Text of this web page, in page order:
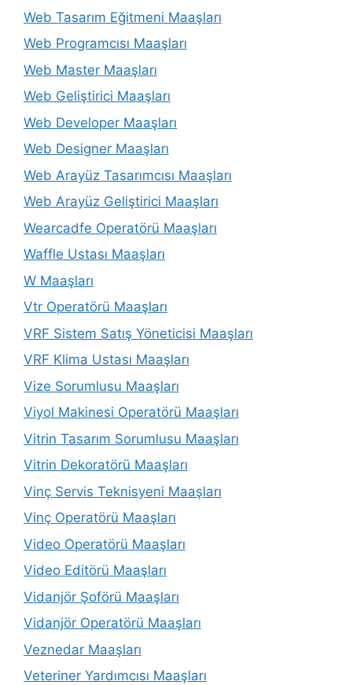
Web Tasarım Eğitmeni Maaşları
Web Programcısı Maaşları
Web Master Maaşları
Web Geliştirici Maaşları
Web Developer Maaşları
Web Designer Maaşları
Web Arayüz Tasarımcısı Maaşları
Web Arayüz Geliştirici Maaşları
Wearcadfe Operatörü Maaşları
Waffle Ustası Maaşları
W Maaşları
Vtr Operatörü Maaşları
VRF Sistem Satış Yöneticisi Maaşları
VRF Klima Ustası Maaşları
Vize Sorumlusu Maaşları
Viyol Makinesi Operatörü Maaşları
Vitrin Tasarım Sorumlusu Maaşları
Vitrin Dekoratörü Maaşları
Vinç Servis Teknisyeni Maaşları
Vinç Operatörü Maaşları
Video Operatörü Maaşları
Video Editörü Maaşları
Vidanjör Şoförü Maaşları
Vidanjör Operatörü Maaşları
Veznedar Maaşları
Veteriner Yardımcısı Maaşları